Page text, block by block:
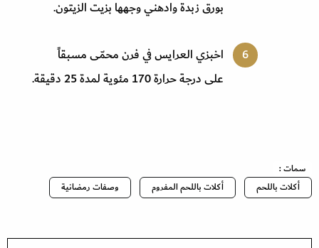
بورق زبدة وادهني وجهها بزيت الزيتون.
اخبزي العرايس في فرن محمّى مسبقاً
على درجة حرارة 170 مئوية لمدة 25 دقيقة.
سمات :
أكلات باللحم
أكلات باللحم المفروم وصفات رمضانية